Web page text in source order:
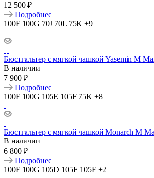
12 500 ₽
Подробнее
100F 100G 70J 70L 75K +9
Бюстгальтер с мягкой чашкой Yasemin M
В наличии
7 900 ₽
Подробнее
100F 100G 105E 105F 75K +8
Бюстгальтер с мягкой чашкой Monarch M
В наличии
6 800 ₽
Подробнее
100F 100G 105D 105E 105F +2